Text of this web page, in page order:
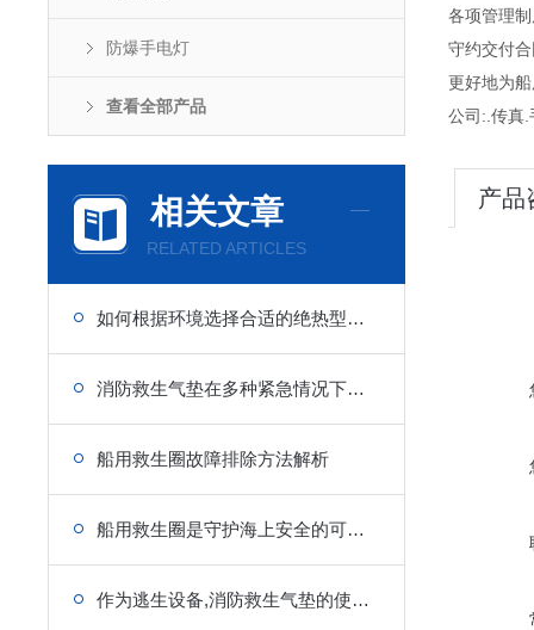
防爆手电灯
查看全部产品
相关文章
RELATED ARTICLES
如何根据环境选择合适的绝热型浸水保温服？
消防救生气垫在多种紧急情况下的重要性
船用救生圈故障排除方法解析
船用救生圈是守护海上安全的可靠伙伴
作为逃生设备,消防救生气垫的使用方法你值得学习
各项管理
守约交付
更好地为
公司:.传真.
产品